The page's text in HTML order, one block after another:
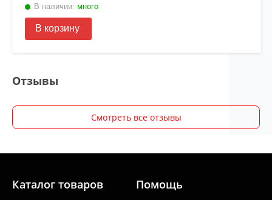
В наличии: много
В корзину
Отзывы
Смотреть все отзывы
Каталог товаров Помощь